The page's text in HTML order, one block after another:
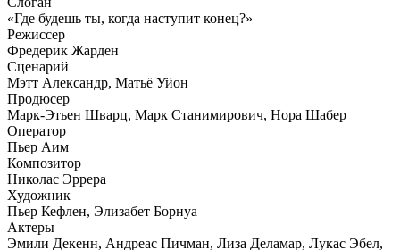
«Где будешь ты, когда наступит конец?»
Режиссер
Фредерик Жарден
Сценарий
Мэтт Александр, Матьё Уйон
Продюсер
Марк-Этьен Шварц, Марк Станимирович, Нора Шабер
Оператор
Пьер Аим
Композитор
Николас Эррера
Художник
Пьер Кефлен, Элизабет Борнуа
Актеры
Эмили Декенн, Андреас Пичман, Лиза Деламар, Лукас Эбел,